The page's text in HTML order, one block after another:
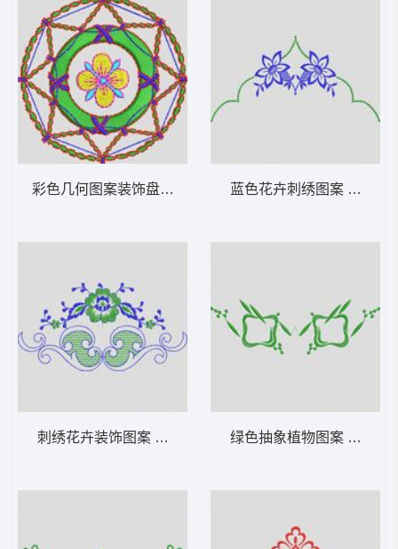
彩色几何图案装饰盘 植物花型
刺绣花卉装饰图案 植物花型
蓝色花卉刺绣图案 植物花
绿色抽象植物图案 植物花